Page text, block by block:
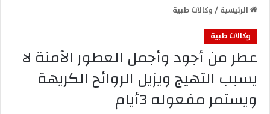
الرئيسية/وكالات طبية
وكالات طبية
عطر من أجود وأجمل العطور الآمنة لا
يسبب التهيج ويزيل الروائح الكريهة
ويستمر مفعوله 3أيام